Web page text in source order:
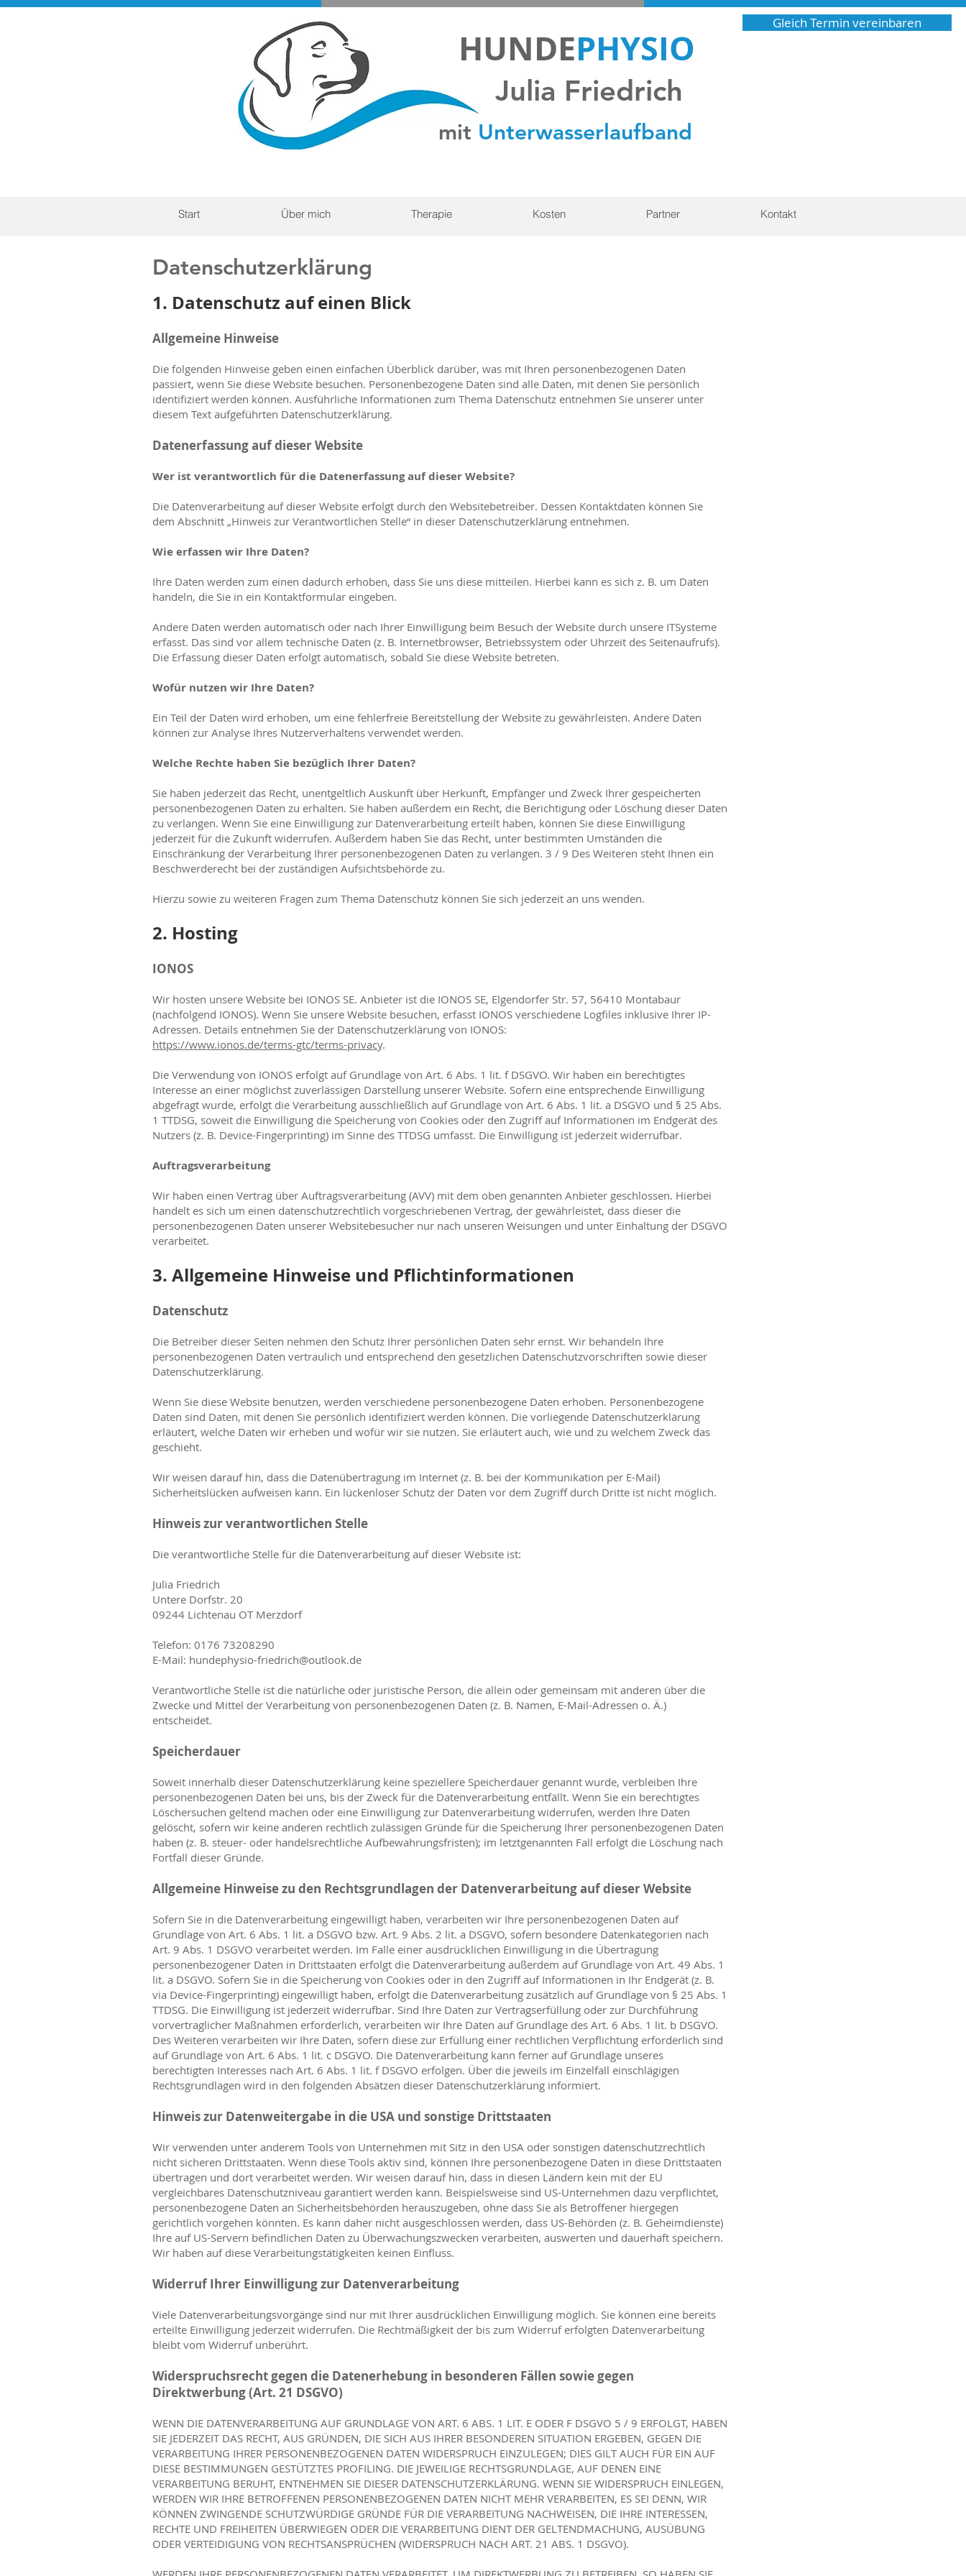
Gleich Termin vereinbaren
mit Unterwasserlaufband
HUNDEPHYSIO
Julia Friedrich
Start Über mich Therapie Kosten Partner Kontakt
Datenschutzerklärung
1. Datenschutz auf einen Blick
Allgemeine Hinweise
Die folgenden Hinweise geben einen einfachen Überblick darüber, was mit Ihren personenbezogenen Daten
passiert, wenn Sie diese Website besuchen. Personenbezogene Daten sind alle Daten, mit denen Sie persönlich
identifiziert werden können. Ausführliche Informationen zum Thema Datenschutz entnehmen Sie unserer unter
diesem Text aufgeführten Datenschutzerklärung.
Datenerfassung auf dieser Website
Wer ist verantwortlich für die Datenerfassung auf dieser Website?
Die Datenverarbeitung auf dieser Website erfolgt durch den Websitebetreiber. Dessen Kontaktdaten können Sie
dem Abschnitt „Hinweis zur Verantwortlichen Stelle“ in dieser Datenschutzerklärung entnehmen.
Wie erfassen wir Ihre Daten?
Ihre Daten werden zum einen dadurch erhoben, dass Sie uns diese mitteilen. Hierbei kann es sich z. B. um Daten
handeln, die Sie in ein Kontaktformular eingeben.
Andere Daten werden automatisch oder nach Ihrer Einwilligung beim Besuch der Website durch unsere ITSysteme
erfasst. Das sind vor allem technische Daten (z. B. Internetbrowser, Betriebssystem oder Uhrzeit des Seitenaufrufs).
Die Erfassung dieser Daten erfolgt automatisch, sobald Sie diese Website betreten.
Wofür nutzen wir Ihre Daten?
Ein Teil der Daten wird erhoben, um eine fehlerfreie Bereitstellung der Website zu gewährleisten. Andere Daten
können zur Analyse Ihres Nutzerverhaltens verwendet werden.
Welche Rechte haben Sie bezüglich Ihrer Daten?
Sie haben jederzeit das Recht, unentgeltlich Auskunft über Herkunft, Empfänger und Zweck Ihrer gespeicherten
personenbezogenen Daten zu erhalten. Sie haben außerdem ein Recht, die Berichtigung oder Löschung dieser Daten
zu verlangen. Wenn Sie eine Einwilligung zur Datenverarbeitung erteilt haben, können Sie diese Einwilligung
jederzeit für die Zukunft widerrufen. Außerdem haben Sie das Recht, unter bestimmten Umständen die
Einschränkung der Verarbeitung Ihrer personenbezogenen Daten zu verlangen. 3 / 9 Des Weiteren steht Ihnen ein
Beschwerderecht bei der zuständigen Aufsichtsbehörde zu.
Hierzu sowie zu weiteren Fragen zum Thema Datenschutz können Sie sich jederzeit an uns wenden.
2. Hosting
IONOS
Wir hosten unsere Website bei IONOS SE. Anbieter ist die IONOS SE, Elgendorfer Str. 57, 56410 Montabaur
(nachfolgend IONOS). Wenn Sie unsere Website besuchen, erfasst IONOS verschiedene Logfiles inklusive Ihrer IP-
Adressen. Details entnehmen Sie der Datenschutzerklärung von IONOS:
https://www.ionos.de/terms-gtc/terms-privacy.
Die Verwendung von IONOS erfolgt auf Grundlage von Art. 6 Abs. 1 lit. f DSGVO. Wir haben ein berechtigtes
Interesse an einer möglichst zuverlässigen Darstellung unserer Website. Sofern eine entsprechende Einwilligung
abgefragt wurde, erfolgt die Verarbeitung ausschließlich auf Grundlage von Art. 6 Abs. 1 lit. a DSGVO und § 25 Abs.
1 TTDSG, soweit die Einwilligung die Speicherung von Cookies oder den Zugriff auf Informationen im Endgerät des
Nutzers (z. B. Device-Fingerprinting) im Sinne des TTDSG umfasst. Die Einwilligung ist jederzeit widerrufbar.
Auftragsverarbeitung
Wir haben einen Vertrag über Auftragsverarbeitung (AVV) mit dem oben genannten Anbieter geschlossen. Hierbei
handelt es sich um einen datenschutzrechtlich vorgeschriebenen Vertrag, der gewährleistet, dass dieser die
personenbezogenen Daten unserer Websitebesucher nur nach unseren Weisungen und unter Einhaltung der DSGVO
verarbeitet.
3. Allgemeine Hinweise und Pflichtinformationen
Datenschutz
Die Betreiber dieser Seiten nehmen den Schutz Ihrer persönlichen Daten sehr ernst. Wir behandeln Ihre
personenbezogenen Daten vertraulich und entsprechend den gesetzlichen Datenschutzvorschriften sowie dieser
Datenschutzerklärung.
Wenn Sie diese Website benutzen, werden verschiedene personenbezogene Daten erhoben. Personenbezogene
Daten sind Daten, mit denen Sie persönlich identifiziert werden können. Die vorliegende Datenschutzerklärung
erläutert, welche Daten wir erheben und wofür wir sie nutzen. Sie erläutert auch, wie und zu welchem Zweck das
geschieht.
Wir weisen darauf hin, dass die Datenübertragung im Internet (z. B. bei der Kommunikation per E-Mail)
Sicherheitslücken aufweisen kann. Ein lückenloser Schutz der Daten vor dem Zugriff durch Dritte ist nicht möglich.
Hinweis zur verantwortlichen Stelle
Die verantwortliche Stelle für die Datenverarbeitung auf dieser Website ist:
Julia Friedrich
Untere Dorfstr. 20
09244 Lichtenau OT Merzdorf
Telefon: 0176 73208290
E-Mail: hundephysio-friedrich@outlook.de
Verantwortliche Stelle ist die natürliche oder juristische Person, die allein oder gemeinsam mit anderen über die
Zwecke und Mittel der Verarbeitung von personenbezogenen Daten (z. B. Namen, E-Mail-Adressen o. Ä.)
entscheidet.
Speicherdauer
Soweit innerhalb dieser Datenschutzerklärung keine speziellere Speicherdauer genannt wurde, verbleiben Ihre
personenbezogenen Daten bei uns, bis der Zweck für die Datenverarbeitung entfällt. Wenn Sie ein berechtigtes
Löschersuchen geltend machen oder eine Einwilligung zur Datenverarbeitung widerrufen, werden Ihre Daten
gelöscht, sofern wir keine anderen rechtlich zulässigen Gründe für die Speicherung Ihrer personenbezogenen Daten
haben (z. B. steuer- oder handelsrechtliche Aufbewahrungsfristen); im letztgenannten Fall erfolgt die Löschung nach
Fortfall dieser Gründe.
Allgemeine Hinweise zu den Rechtsgrundlagen der Datenverarbeitung auf dieser Website
Sofern Sie in die Datenverarbeitung eingewilligt haben, verarbeiten wir Ihre personenbezogenen Daten auf
Grundlage von Art. 6 Abs. 1 lit. a DSGVO bzw. Art. 9 Abs. 2 lit. a DSGVO, sofern besondere Datenkategorien nach
Art. 9 Abs. 1 DSGVO verarbeitet werden. Im Falle einer ausdrücklichen Einwilligung in die Übertragung
personenbezogener Daten in Drittstaaten erfolgt die Datenverarbeitung außerdem auf Grundlage von Art. 49 Abs. 1
lit. a DSGVO. Sofern Sie in die Speicherung von Cookies oder in den Zugriff auf Informationen in Ihr Endgerät (z. B.
via Device-Fingerprinting) eingewilligt haben, erfolgt die Datenverarbeitung zusätzlich auf Grundlage von § 25 Abs. 1
TTDSG. Die Einwilligung ist jederzeit widerrufbar. Sind Ihre Daten zur Vertragserfüllung oder zur Durchführung
vorvertraglicher Maßnahmen erforderlich, verarbeiten wir Ihre Daten auf Grundlage des Art. 6 Abs. 1 lit. b DSGVO.
Des Weiteren verarbeiten wir Ihre Daten, sofern diese zur Erfüllung einer rechtlichen Verpflichtung erforderlich sind
auf Grundlage von Art. 6 Abs. 1 lit. c DSGVO. Die Datenverarbeitung kann ferner auf Grundlage unseres
berechtigten Interesses nach Art. 6 Abs. 1 lit. f DSGVO erfolgen. Über die jeweils im Einzelfall einschlägigen
Rechtsgrundlagen wird in den folgenden Absätzen dieser Datenschutzerklärung informiert.
Hinweis zur Datenweitergabe in die USA und sonstige Drittstaaten
Wir verwenden unter anderem Tools von Unternehmen mit Sitz in den USA oder sonstigen datenschutzrechtlich
nicht sicheren Drittstaaten. Wenn diese Tools aktiv sind, können Ihre personenbezogene Daten in diese Drittstaaten
übertragen und dort verarbeitet werden. Wir weisen darauf hin, dass in diesen Ländern kein mit der EU
vergleichbares Datenschutzniveau garantiert werden kann. Beispielsweise sind US-Unternehmen dazu verpflichtet,
personenbezogene Daten an Sicherheitsbehörden herauszugeben, ohne dass Sie als Betroffener hiergegen
gerichtlich vorgehen könnten. Es kann daher nicht ausgeschlossen werden, dass US-Behörden (z. B. Geheimdienste)
Ihre auf US-Servern befindlichen Daten zu Überwachungszwecken verarbeiten, auswerten und dauerhaft speichern.
Wir haben auf diese Verarbeitungstätigkeiten keinen Einfluss.
Widerruf Ihrer Einwilligung zur Datenverarbeitung
Viele Datenverarbeitungsvorgänge sind nur mit Ihrer ausdrücklichen Einwilligung möglich. Sie können eine bereits
erteilte Einwilligung jederzeit widerrufen. Die Rechtmäßigkeit der bis zum Widerruf erfolgten Datenverarbeitung
bleibt vom Widerruf unberührt.
Widerspruchsrecht gegen die Datenerhebung in besonderen Fällen sowie gegen
Direktwerbung (Art. 21 DSGVO)
WENN DIE DATENVERARBEITUNG AUF GRUNDLAGE VON ART. 6 ABS. 1 LIT. E ODER F DSGVO 5 / 9 ERFOLGT, HABEN
SIE JEDERZEIT DAS RECHT, AUS GRÜNDEN, DIE SICH AUS IHRER BESONDEREN SITUATION ERGEBEN, GEGEN DIE
VERARBEITUNG IHRER PERSONENBEZOGENEN DATEN WIDERSPRUCH EINZULEGEN; DIES GILT AUCH FÜR EIN AUF
DIESE BESTIMMUNGEN GESTÜTZTES PROFILING. DIE JEWEILIGE RECHTSGRUNDLAGE, AUF DENEN EINE
VERARBEITUNG BERUHT, ENTNEHMEN SIE DIESER DATENSCHUTZERKLÄRUNG. WENN SIE WIDERSPRUCH EINLEGEN,
WERDEN WIR IHRE BETROFFENEN PERSONENBEZOGENEN DATEN NICHT MEHR VERARBEITEN, ES SEI DENN, WIR
KÖNNEN ZWINGENDE SCHUTZWÜRDIGE GRÜNDE FÜR DIE VERARBEITUNG NACHWEISEN, DIE IHRE INTERESSEN,
RECHTE UND FREIHEITEN ÜBERWIEGEN ODER DIE VERARBEITUNG DIENT DER GELTENDMACHUNG, AUSÜBUNG
ODER VERTEIDIGUNG VON RECHTSANSPRÜCHEN (WIDERSPRUCH NACH ART. 21 ABS. 1 DSGVO).